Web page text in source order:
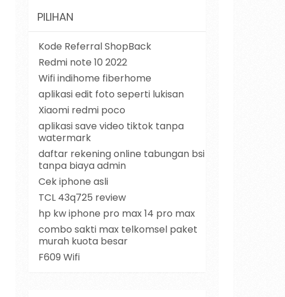
PILIHAN
Kode Referral ShopBack
Redmi note 10 2022
Wifi indihome fiberhome
aplikasi edit foto seperti lukisan
Xiaomi redmi poco
aplikasi save video tiktok tanpa
watermark
daftar rekening online tabungan bsi
tanpa biaya admin
Cek iphone asli
TCL 43q725 review
hp kw iphone pro max 14 pro max
combo sakti max telkomsel paket
murah kuota besar
F609 Wifi